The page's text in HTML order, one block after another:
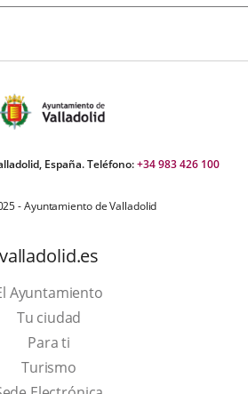
España. Teléfono:+34 983 426 100
- Ayuntamiento de Valladolid
valladolid.es
Ayuntamiento
Tu ciudad
Para ti
TurismoEste